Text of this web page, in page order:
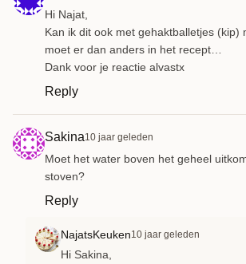
Hi Najat,
Kan ik dit ook met gehaktballetjes (kip)
moet er dan anders in het recept…
Dank voor je reactie alvastx
Reply
Sakina10 jaar geleden
Moet het water boven het geheel
stoven?
Reply
NajatsKeuken10 jaar geleden
Hi Sakina,